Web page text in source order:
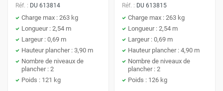
Réf. : DU 613814
Charge max : 263 kg
Longueur : 2,54 m
Largeur : 0,69 m
Hauteur plancher : 3,90 m
Nombre de niveaux de
plancher : 2
Poids : 121 kg
Réf. : DU 613815
Charge max : 263 kg
Longueur : 2,54 m
Largeur : 0,69 m
Hauteur plancher : 4,90 m
Nombre de niveaux de
plancher : 2
Poids : 126 kg